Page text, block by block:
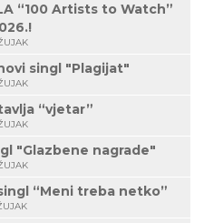
“100 Artists to Watch”
singl "Plagijat"
“vjetar”
"Glazbene nagrade"
“Meni treba netko”